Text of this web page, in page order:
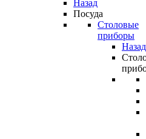
Назад
Посуда
Столовые
приборы
Назад